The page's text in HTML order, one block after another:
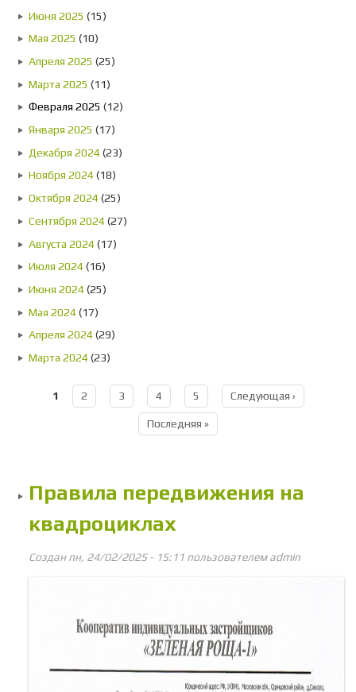
Июня 2025 (15)
Мая 2025 (10)
Апреля 2025 (25)
Марта 2025 (11)
Февраля 2025 (12)
Января 2025 (17)
Декабря 2024 (23)
Ноября 2024 (18)
Октября 2024 (25)
Сентября 2024 (27)
Августа 2024 (17)
Июля 2024 (16)
Июня 2024 (25)
Мая 2024 (17)
Апреля 2024 (29)
Марта 2024 (23)
Страницы
1 2 3 4 5 Следующая ›
Последняя »
Правила передвижения на
квадроциклах
Создан пн, 24/02/2025 - 15:11 пользователемadmin